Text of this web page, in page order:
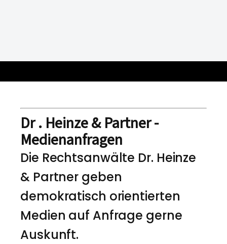
Dr . Heinze & Partner -
Medienanfragen
Die Rechtsanwälte Dr. Heinze
& Partner geben
demokratisch orientierten
Medien auf Anfrage gerne
Auskunft.